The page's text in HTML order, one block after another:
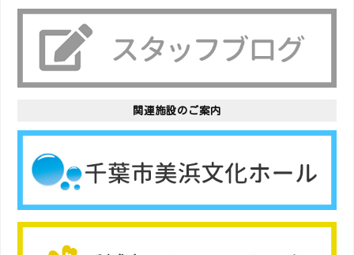
関連施設のご案内